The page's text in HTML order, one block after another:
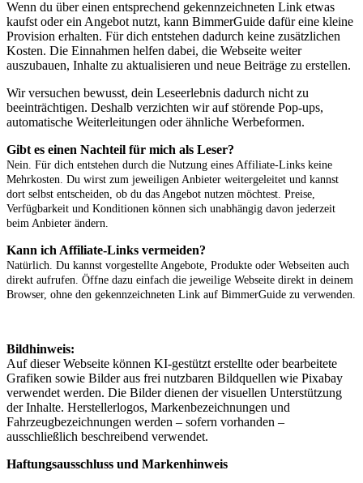
Wenn du über einen entsprechend gekennzeichneten Link etwas
kaufst oder ein Angebot nutzt, kann BimmerGuide dafür eine kleine
Provision erhalten. Für dich entstehen dadurch keine zusätzlichen
Kosten. Die Einnahmen helfen dabei, die Webseite weiter
auszubauen, Inhalte zu aktualisieren und neue Beiträge zu erstellen.
Wir versuchen bewusst, dein Leseerlebnis dadurch nicht zu
beeinträchtigen. Deshalb verzichten wir auf störende Pop-ups,
automatische Weiterleitungen oder ähnliche Werbeformen.
Gibt es einen Nachteil für mich als Leser?
Nein. Für dich entstehen durch die Nutzung eines Affiliate-Links keine
Mehrkosten. Du wirst zum jeweiligen Anbieter weitergeleitet und kannst
dort selbst entscheiden, ob du das Angebot nutzen möchtest. Preise,
Verfügbarkeit und Konditionen können sich unabhängig davon jederzeit
beim Anbieter ändern.
Kann ich Affiliate-Links vermeiden?
Natürlich. Du kannst vorgestellte Angebote, Produkte oder Webseiten auch
direkt aufrufen. Öffne dazu einfach die jeweilige Webseite direkt in deinem
Browser, ohne den gekennzeichneten Link auf BimmerGuide zu verwenden.
Bildhinweis:
Auf dieser Webseite können KI-gestützt erstellte oder bearbeitete
Grafiken sowie Bilder aus frei nutzbaren Bildquellen wie Pixabay
verwendet werden. Die Bilder dienen der visuellen Unterstützung
der Inhalte. Herstellerlogos, Markenbezeichnungen und
Fahrzeugbezeichnungen werden – sofern vorhanden –
ausschließlich beschreibend verwendet.
Haftungsausschluss und Markenhinweis